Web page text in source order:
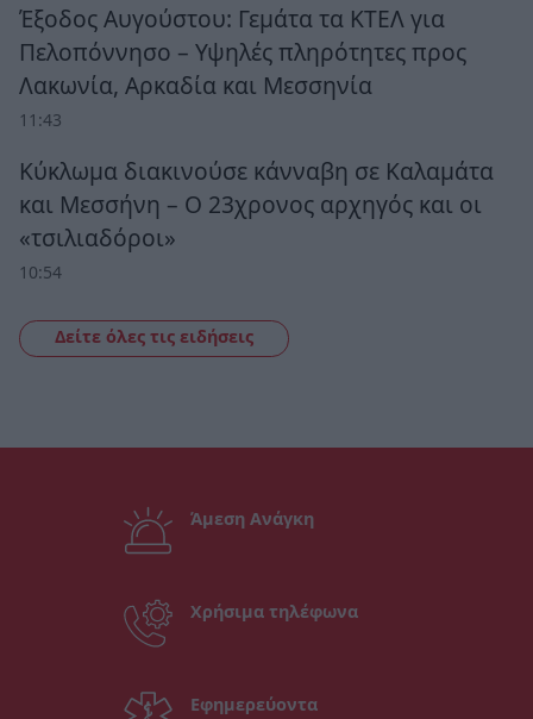
Έξοδος Αυγούστου: Γεμάτα τα ΚΤΕΛ για
Πελοπόννησο – Υψηλές πληρότητες προς
Λακωνία, Αρκαδία και Μεσσηνία
11:43
Κύκλωμα διακινούσε κάνναβη σε Καλαμάτα
και Μεσσήνη – Ο 23χρονος αρχηγός και οι
«τσιλιαδόροι»
10:54
Δείτε όλες τις ειδήσεις
Άμεση Ανάγκη
Χρήσιμα τηλέφωνα
Εφημερεύοντα